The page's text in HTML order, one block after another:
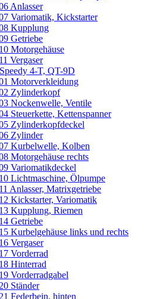
Anlasser
Variomatik, Kickstarter
Kupplung
Getriebe
Motorgehäuse
Vergaser
4-T, QT-9D
Motorverkleidung
Zylinderkopf
Nockenwelle, Ventile
Steuerkette, Kettenspanner
Zylinderkopfdeckel
Zylinder
Kurbelwelle, Kolben
Motorgehäuse rechts
Variomatikdeckel
Lichtmaschine, Ölpumpe
Anlasser, Matrixgetriebe
Kickstarter, Variomatik
Kupplung, Riemen
Getriebe
Kurbelgehäuse links und rechts
Vergaser
Vorderrad
Hinterrad
Vorderradgabel
Ständer
Federbein, hinten